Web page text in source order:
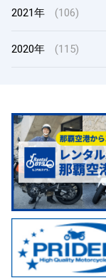
2021年 (106)
2020年 (115)